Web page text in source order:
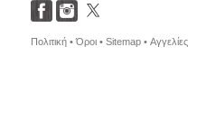
Πολιτική •Όροι • Sitemap • Αγγελίες